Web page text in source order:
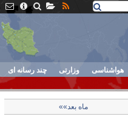
هواشناسی وزارتی چند رسانه ای
ماه بعد»»